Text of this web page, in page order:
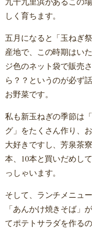
しく育ちます。
五月になると「玉ねぎ
産地で、この時期はい
ジ色のネット袋で販売
ら？？というのが必ず
お野菜です。
私も新玉ねぎの季節は
グ」をたくさん作り、
大好きですし、芳泉茶
本、10本と買いだめし
っしゃいます。
そして、ランチメニュ
「あんかけ焼きそば」
てポテトサラダを作る